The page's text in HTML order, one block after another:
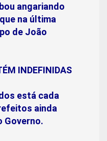
angariando
na última
de João
INDEFINIDAS
está cada
ainda
Governo.